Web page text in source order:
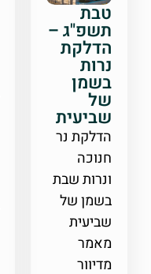
טבת
תשפ"ג –
הדלקת
נרות
בשמן
של
שביעית
הדלקת נר
חנוכה
ונרות שבת
בשמן של
שביעית
מאמר
מדיוור